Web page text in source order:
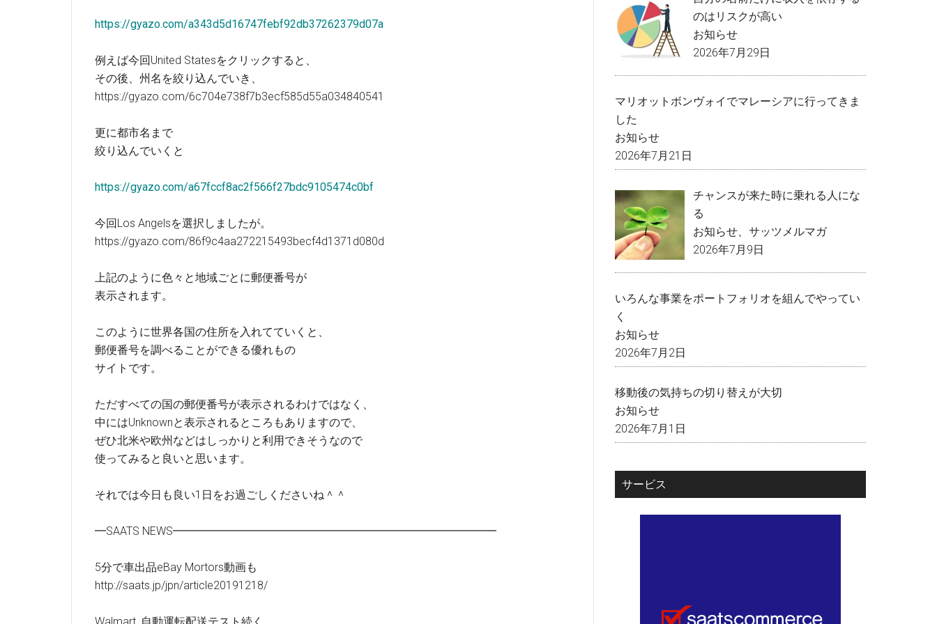
https://gyazo.com/a343d5d16747febf92db37262379d07a
例えば今回United Statesをクリックすると、
その後、州名を絞り込んでいき、
https://gyazo.com/6c704e738f7b3ecf585d55a034840541
更に都市名まで
絞り込んでいくと
https://gyazo.com/a67fccf8ac2f566f27bdc9105474c0bf
今回Los Angelsを選択しましたが。
https://gyazo.com/86f9c4aa272215493becf4d1371d080d
上記のように色々と地域ごとに郵便番号が
表示されます。
このように世界各国の住所を入れてていくと、
郵便番号を調べることができる優れもの
サイトです。
ただすべての国の郵便番号が表示されるわけではなく、
中にはUnknownと表示されるところもありますので、
ぜひ北米や欧州などはしっかりと利用できそうなので
使ってみると良いと思います。
それでは今日も良い1日をお過ごしくださいね＾＾
━SAATS NEWS━━━━━━━━━━━━━━━━━━━━━━━━━━━━━
5分で車出品eBay Mortors動画も
http://saats.jp/jpn/article20191218/
のはリスクが高い
お知らせ
2026年7月29日
マリオットボンヴォイでマレーシアに行ってきま
した
お知らせ
2026年7月21日
チャンスが来た時に乗れる人にな
る
お知らせ
サッツメルマガ
2026年7月9日
いろんな事業をポートフォリオを組んでやってい
く
お知らせ
2026年7月2日
移動後の気持ちの切り替えが大切
お知らせ
2026年7月1日
サービス